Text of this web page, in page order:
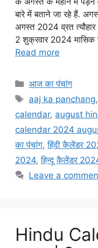
e
b
o
k
t
s
A
p
i
l
बारे में बताने जा रहे हैं.
अगस्त 2024 व्रत
2 शुक्रवार 2024 मासिक
Read more
Categories
आज का पंचांग
Tags
aaj ka panchang,
calendar, august
calendar 2024
का पंचांग,हिंदी कैलेंडर
2024,हिन्दू कैलेंडर
Leave a
Hindu